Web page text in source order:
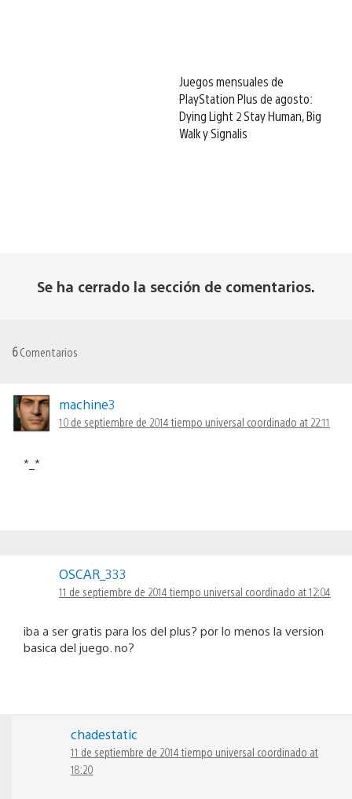
Juegos mensuales de
PlayStation Plus de agosto:
Dying Light 2 Stay Human, Big
Walk y Signalis
Se ha cerrado la sección de comentarios.
6Comentarios
machine3
10 de septiembre de 2014 tiempo universal coordinado at 22:11
*_*
OSCAR_333
11 de septiembre de 2014 tiempo universal coordinado at 12:04
iba a ser gratis para los del plus? por lo menos la version
basica del juego. no?
chadestatic
11 de septiembre de 2014 tiempo universal coordinado at
18:20